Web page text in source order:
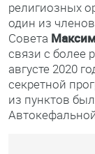
религиозных
один из
Совета
связи с
августе 2020
секретной
из пунктов